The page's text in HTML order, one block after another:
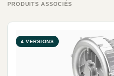
PRODUITS ASSOCIÉS
4 VERSIONS